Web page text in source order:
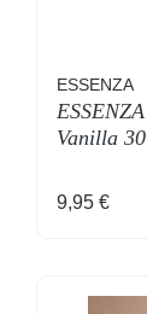
ESSENZA
Vanilla
9,95 €